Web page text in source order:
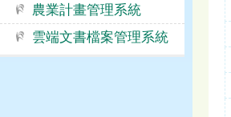
農業計畫管理系統
雲端文書檔案管理系統